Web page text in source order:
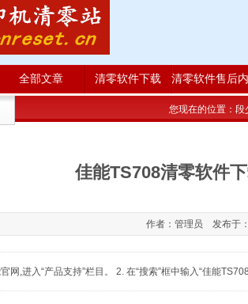
全部文章 清零软件下载 清零软件售后内
您现在的位置： 段
佳能TS708清零软件
作者：管理员 发布于
网,进入“产品支持”栏目。 2. 在“搜索”框中输入“佳能